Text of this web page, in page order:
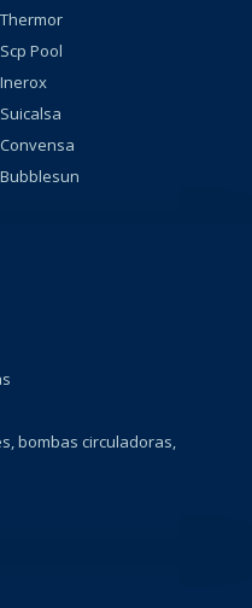
Thermor
Scp Pool
Inerox
Suicalsa
Convensa
Bubblesun
bombas circuladoras,